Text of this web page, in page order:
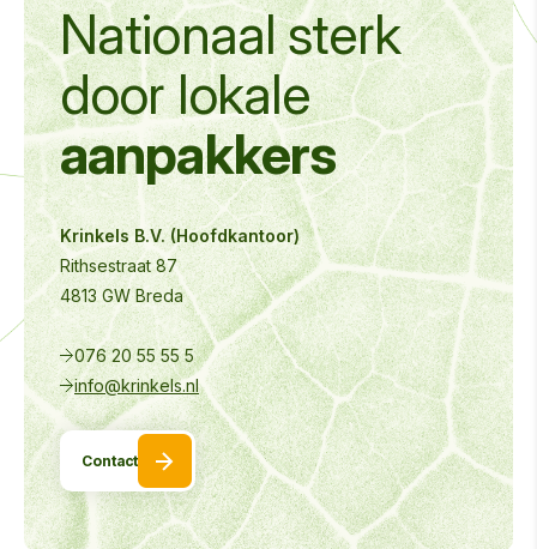
Nationaal sterk
doorlokale
aanpakkers
Krinkels B.V. (Hoofdkantoor)
Rithsestraat 87
4813 GW Breda
076 20 55 55 5
info@krinkels.nl
Contact